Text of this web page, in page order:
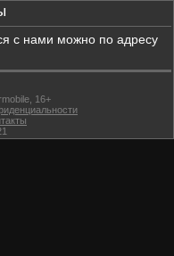
с нами можно по адресу
16+